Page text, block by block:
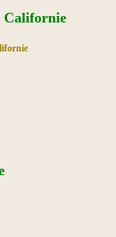
Californie